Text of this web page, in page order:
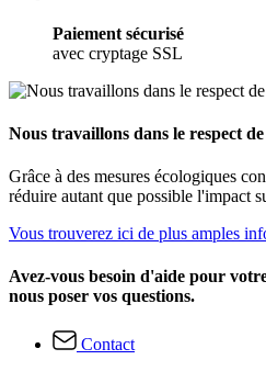
Paiement sécurisé
avec cryptage SSL
Nous travaillons dans le respect
Grâce à des mesures écologiques
réduire autant que possible l'impact
Vous trouverez ici de plus amples
Avez-vous besoin d'aide pour
nous poser vos questions.
Contact